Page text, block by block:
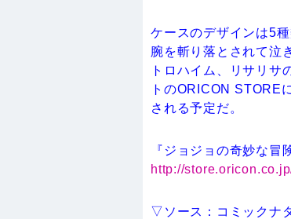
ケースのデザインは5
腕を斬り落とされて泣
トロハイム、リサリサ
トのORICON STORE
される予定だ。
『ジョジョの奇妙な
http://
▽ソース：コミックナ